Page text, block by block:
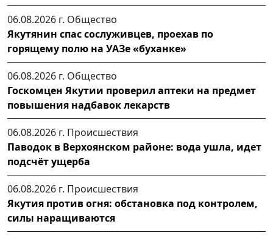
06.08.2026 г. Общество
Якутянин спас сослуживцев, проехав по
горящему полю на УАЗе «буханке»
06.08.2026 г. Общество
Госкомцен Якутии проверил аптеки на предмет
повышения надбавок лекарств
06.08.2026 г. Происшествия
Паводок в Верхоянском районе: вода ушла, идет
подсчёт ущерба
06.08.2026 г. Происшествия
Якутия против огня: обстановка под контролем,
силы наращиваются